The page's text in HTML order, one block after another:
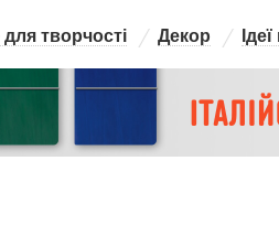
для творчості Декор